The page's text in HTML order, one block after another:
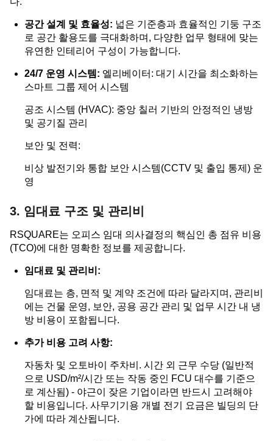
공간 설계 및 효율성: 넓은 기준층과 효율적인 기둥 구조
로 공간 활용도를 극대화하며, 다양한 업무 형태에 맞는
유연한 인테리어 구성이 가능합니다.
24/7 운영 시스템: 엘리베이터: 대기 시간을 최소화하는
스마트 그룹 제어 시스템
공조 시스템 (HVAC): 중앙 칠러 기반의 안정적인 냉방
및 공기질 관리
보안 및 전력:
비상 발전기와 통합 보안 시스템(CCTV 및 출입 통제) 운
영
3. 임대료 구조 및 관리비
RSQUARE는 오피스 임대 의사결정의 핵심인 총 점유 비용
(TCO)에 대한 명확한 정보를 제공합니다.
임대료 및 관리비:
임대료는 층, 면적 및 계약 조건에 따라 달라지며, 관리비
에는 건물 운영, 보안, 공용 공간 관리 및 업무 시간 내 냉
방 비용이 포함됩니다.
추가 비용 고려 사항:
자동차 및 오토바이 주차비. 시간 외 근무 수당 (일반적
으로 USD/m²/시간 또는 작동 중인 FCU 대수를 기준으
로 계산됨) - 야근이 잦은 기업이라면 반드시 고려해야
할 비용입니다. 사무기기용 개별 전기 요금은 빌딩의 단
가에 따라 계산됩니다.